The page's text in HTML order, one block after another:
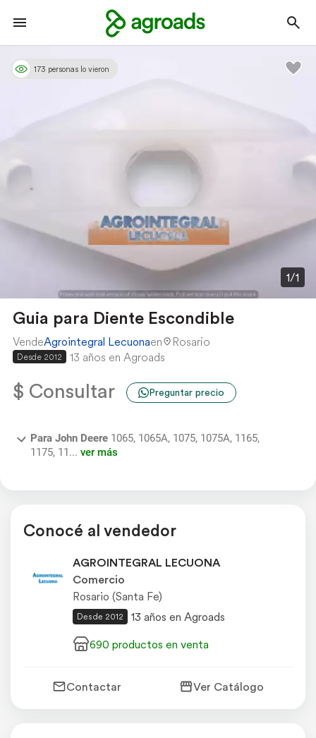
1/1
173 personas lo vieron
Guia para Diente Escondible
VendeAgrointegral Lecuonaen Rosario
Desde 2012 13 años en Agroads
$ Consultar Preguntar precio
Para John Deere1065, 1065A, 1075, 1075A, 1165,
1175, 11... ver más
Conocé al vendedor
AGROINTEGRAL LECUONA
Comercio
Rosario (Santa Fe)
Desde 2012
13 años en Agroads
690 productos en venta
Contactar Ver Catálogo